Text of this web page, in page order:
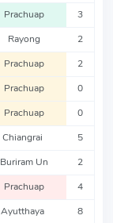
Prachuap 3
Rayong 2
Prachuap 2
Prachuap 0
Prachuap 0
Chiangrai 5
Buriram Un 2
Prachuap 4
Ayutthaya 8